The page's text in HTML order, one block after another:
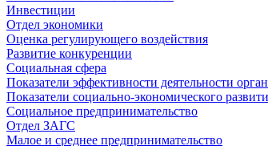
Инвестиции
Отдел экономики
Оценка регулирующего воздействия
Развитие конкуренции
Социальная сфера
Показатели эффективности деятельности
Показатели социально-экономического
Социальное предпринимательство
Отдел ЗАГС
Малое и среднее предпринимательство